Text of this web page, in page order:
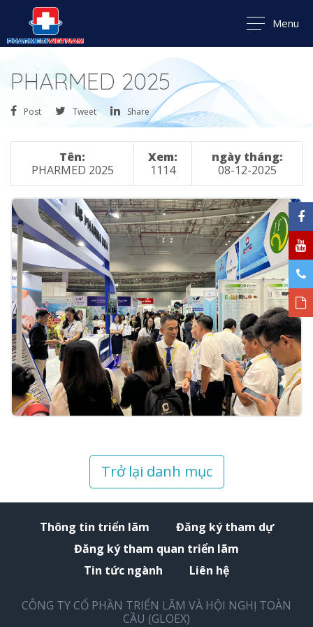
Menu
PHARMED 2025
Post Tweet Share
Tên:
PHARMED 2025
Xem:
1114
ngày tháng:
08-12-2025
Trở lại danh mục
Thông tin triển lãm
Đăng ký tham dự
Đăng ký tham quan triển lãm
Tin tức ngành
Liên hệ
CÔNG TY CỔ PHẦN TRIỂN LÃM VÀ HỘI NGHỊ TOÀN
CẦU (GLOEX)